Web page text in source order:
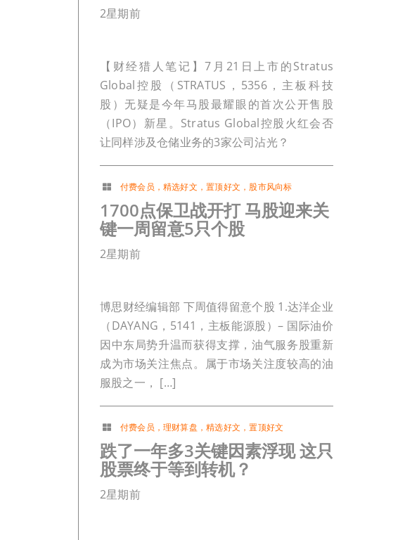
2星期前
【财经猎人笔记】7月21日上市的Stratus
Global控股（STRATUS，5356，主板科技
股）无疑是今年马股最耀眼的首次公开售股
（IPO）新星。Stratus Global控股火红会否
让同样涉及仓储业务的3家公司沾光？
付费会员 ，精选好文 ，置顶好文 ， 股市风向标
1700点保卫战开打 马股迎来关
键一周留意5只个股
2星期前
博思财经编辑部 下周值得留意个股 1.达洋企业
（DAYANG，5141，主板能源股）– 国际油价
因中东局势升温而获得支撑，油气服务股重新
成为市场关注焦点。属于市场关注度较高的油
服股之一， […]
付费会员 ，理财算盘 ，精选好文 ，置顶好文
跌了一年多3关键因素浮现 这只
股票终于等到转机？
2星期前